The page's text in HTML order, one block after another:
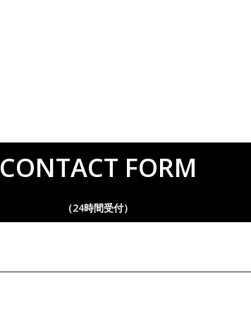
CONTACT FORM
（24時間受付）